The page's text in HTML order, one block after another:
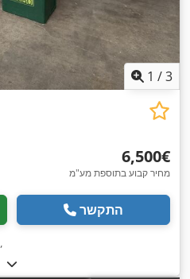
1 /3
‏6,500 ‏€
מחיר קבוע בתוספת מע"מ
התקשר
,